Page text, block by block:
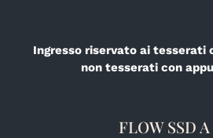
Ingresso riservato ai tesserati
non tesserati con
FLOW SSD